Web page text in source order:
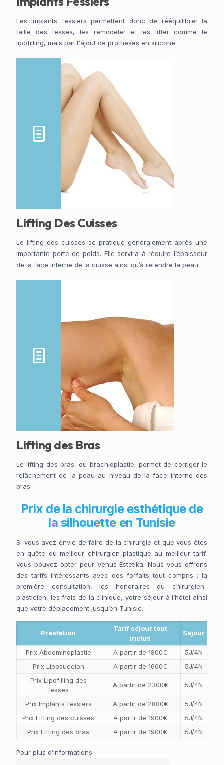
Les implants fessiers permettent donc de rééquilibrer la
taille des fesses, les remodeler et les lifter comme le
lipofilling, mais par l'ajout de prothèses en silicone.
Lifting Des Cuisses
Le lifting des cuisses se pratique généralement après une
importante perte de poids. Elle servira à réduire l’épaisseur
de la face interne de la cuisse ainsi qu’à retendre la peau.
Lifting des Bras
Le lifting des bras, ou brachioplastie, permet de corriger le
relâchement de la peau au niveau de la face interne des
bras.
Prix de la chirurgie esthétique de
la silhouette en Tunisie
Si vous avez envie de faire de la chirurgie et que vous êtes
en quête du meilleur chirurgien plastique au meilleur tarif,
vous pouvez opter pour Venus Estetika. Nous vous offrons
des tarifs intéressants avec des forfaits tout compris : la
première consultation, les honoraires du chirurgien-
plasticien, les frais de la clinique, votre séjour à l’hôtel ainsi
que votre déplacement jusqu’en Tunisie.
Prestation
Tarif séjour tout
inclus
Séjour
Prix Abdominoplastie A partir de 1800€
5J/4N
Prix Liposuccion
A partir de 1600€
5J/4N
Prix Lipofilling des
fesses
A partir de 2300€ 5J/4N
Prix Implants fessiers A partir de 2800€
5J/4N
Prix Lifting des cuisses
A partir de 1900€
5J/4N
Prix Lifting des bras
A partir de 1900€ 5J/4N
Pour plus d’informations